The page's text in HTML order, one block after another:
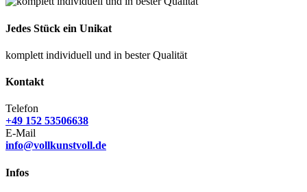
Jedes Stück ein Unikat
komplett individuell und in bester Qualität
Kontakt
Telefon
+49 152 53506638
E-Mail
info@vollkunstvoll.de
Infos